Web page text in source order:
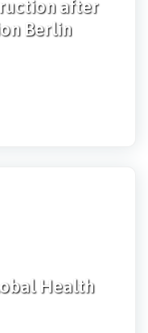
after
Berlin
Health